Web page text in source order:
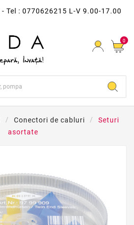
- Tel : 0770626215 L-V 9.00-17.00
0
Conectori de cabluri
Seturi
asortate